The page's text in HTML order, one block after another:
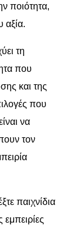
ποιότητα,
αξία.
τη
που
και της
που
να
τον
παιχνίδια